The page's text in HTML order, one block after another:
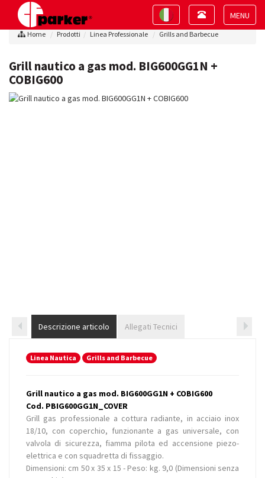
Toggle
Toggle
navigation
Toggle
navigation
Home Prodotti Linea Professionale Grills and Barbecue
Grill nautico a gas mod. BIG600GG1N +
COBIG600
Descrizione articolo Allegati Tecnici
Linea Nautica Grills and Barbecue
Grill nautico a gas mod. BIG600GG1N + COBIG600
Cod. PBIG600GG1N_COVER
Grill gas professionale a cottura radiante, in acciaio inox
18/10, con coperchio, funzionante a gas universale, con
valvola di sicurezza, fiamma pilota ed accensione piezo-
elettrica e con squadretta di fissaggio.
Dimensioni: cm 50 x 35 x 15 - Peso: kg. 9,0 (Dimensioni senza